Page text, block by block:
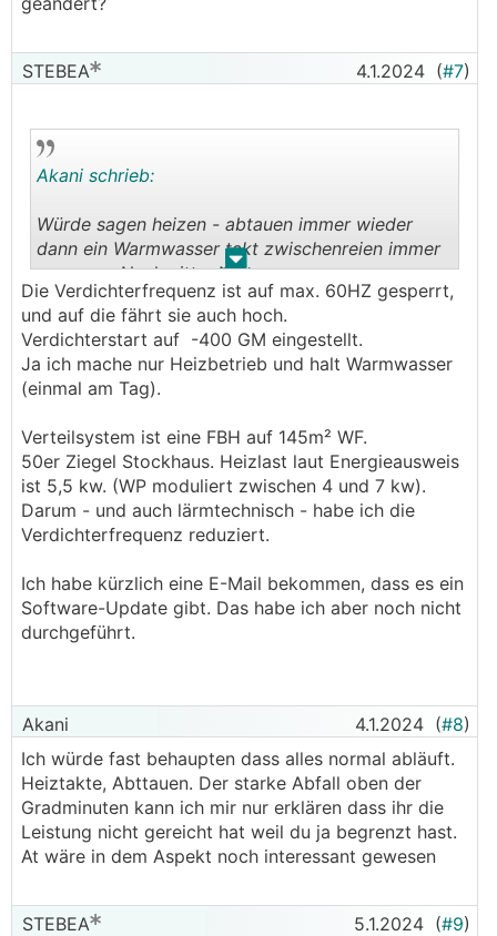
STEBEA 4.1.2024 (#7)
. .
Akani schrieb:
Würde sagen heizen - abtauen immer wieder
dann ein Warmwasser takt zwischenreien immer
so gegen Nachmittag!?
Was beheizt du für ein Gebäude? Wahrscheinlich
Fbh.
Was sagt der Energieausweis zur
Heizlastabschätzung und groß is die WP 8000
Takte in 2 Jahren is nicht der Hit.
Welcher Stand seit wann drauf?
Was wurde beim rumspielen in der Regelung
geändert?
Die Verdichterfrequenz ist auf max. 60HZ gesperrt,
und auf die fährt sie auch hoch.
Verdichterstart auf -400 GM eingestellt.
Ja ich mache nur Heizbetrieb und halt Warmwasser
(einmal am Tag).
Verteilsystem ist eine FBH auf 145m² WF.
50er Ziegel Stockhaus. Heizlast laut Energieausweis
ist 5,5 kw. (WP moduliert zwischen 4 und 7 kw).
Darum - und auch lärmtechnisch - habe ich die
Verdichterfrequenz reduziert.
Ich habe kürzlich eine E-Mail bekommen, dass es ein
Software-Update gibt. Das habe ich aber noch nicht
durchgeführt.
Akani 4.1.2024 (#8)
Ich würde fast behaupten dass alles normal abläuft.
Heiztakte, Abttauen. Der starke Abfall oben der
Gradminuten kann ich mir nur erklären dass ihr die
Leistung nicht gereicht hat weil du ja begrenzt hast.
At wäre in dem Aspekt noch interessant gewesen
STEBEA 5.1.2024 (#9)